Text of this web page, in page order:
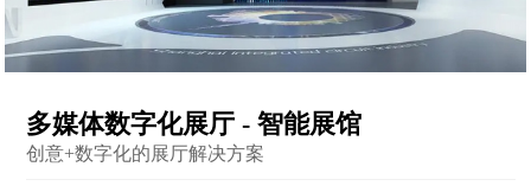
多媒体数字化展厅 - 智能展馆
创意+数字化的展厅解决方案